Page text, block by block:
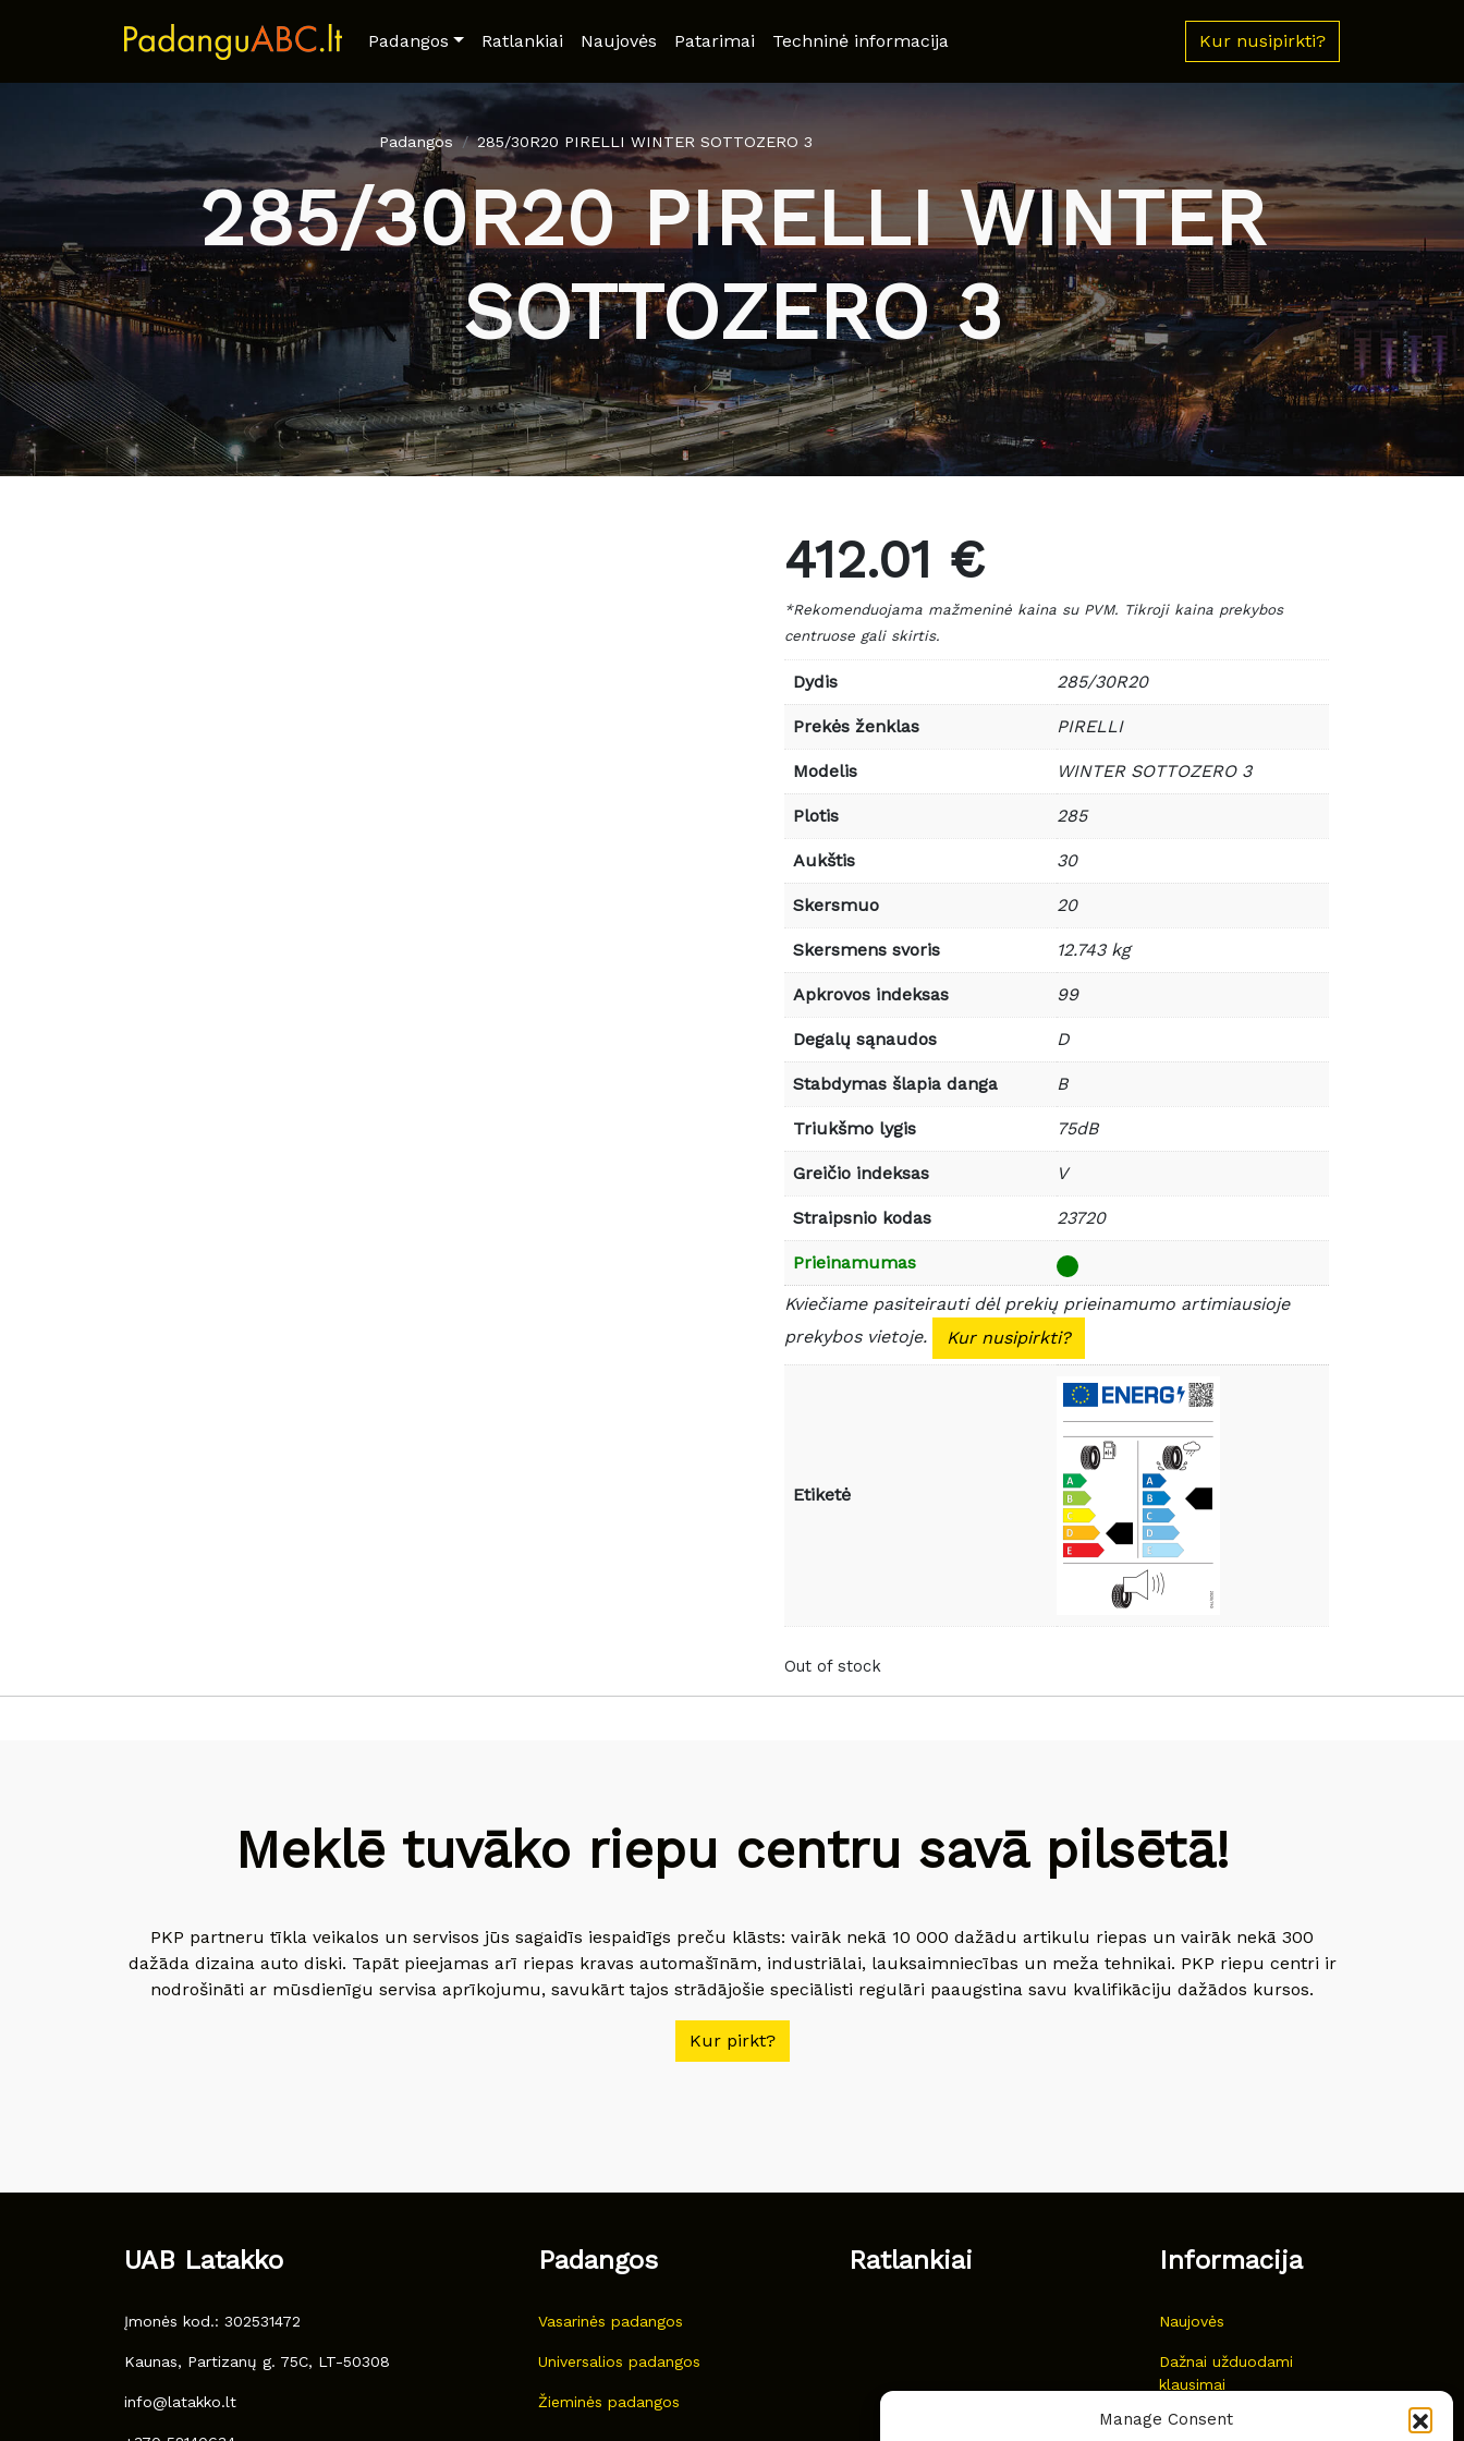
Manage Consent
Padangos Ratlankiai Naujovės Patarimai Techninė informacija Kur nusipirkti?
Padangos 285/30R20 PIRELLI WINTER SOTTOZERO 3
285/30R20 PIRELLI WINTER
SOTTOZERO 3
412.01 €
*Rekomenduojama mažmeninė kaina su PVM. Tikroji kaina prekybos
centruose gali skirtis.
Dydis 285/30R20
Prekės ženklas PIRELLI
Modelis WINTER SOTTOZERO 3
Plotis 285
Aukštis 30
Skersmuo 20
Skersmens svoris 12.743 kg
Apkrovos indeksas 99
Degalų sąnaudos D
Stabdymas šlapia danga B
Triukšmo lygis 75dB
Greičio indeksas V
Straipsnio kodas 23720
Prieinamumas
Kviečiame pasiteirauti dėl prekių prieinamumo artimiausioje
prekybos vietoje.
Kur nusipirkti?
Etiketė
Out of stock
Meklē tuvāko riepu centru savā pilsētā!
PKP partneru tīkla veikalos un servisos jūs sagaidīs iespaidīgs preču klāsts: vairāk nekā 10 000 dažādu artikulu riepas un vairāk nekā 300
dažāda dizaina auto diski. Tapāt pieejamas arī riepas kravas automašīnām, industriālai, lauksaimniecības un meža tehnikai. PKP riepu centri ir
nodrošināti ar mūsdienīgu servisa aprīkojumu, savukārt tajos strādājošie speciālisti regulāri paaugstina savu kvalifikāciju dažādos kursos.
Kur pirkt?
UAB Latakko
Įmonės kod.: 302531472
Kaunas, Partizanų g. 75C, LT-50308
info@latakko.lt
Padangos
Vasarinės padangos
Universalios padangos
Žieminės padangos
Ratlankiai Informacija
Naujovės
Dažnai užduodami
klausimai
Kur nusipirkti?